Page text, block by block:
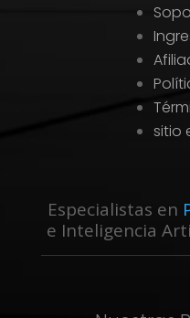
sitio
Especialistas en
e Inteligencia